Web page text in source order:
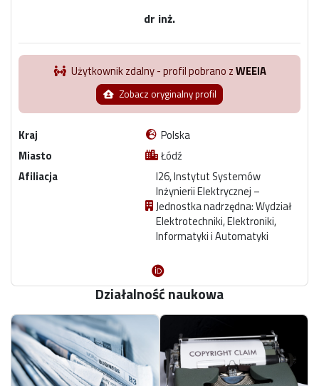
dr inż.
Użytkownik zdalny - profil pobrano zWEEIA
Zobacz oryginalny profil
Kraj
Polska
Miasto
Łódź
Afiliacja
I26, Instytut Systemów
Inżynierii Elektrycznej –
Jednostka nadrzędna: Wydział
Elektrotechniki, Elektroniki,
Informatyki i Automatyki
Działalność naukowa